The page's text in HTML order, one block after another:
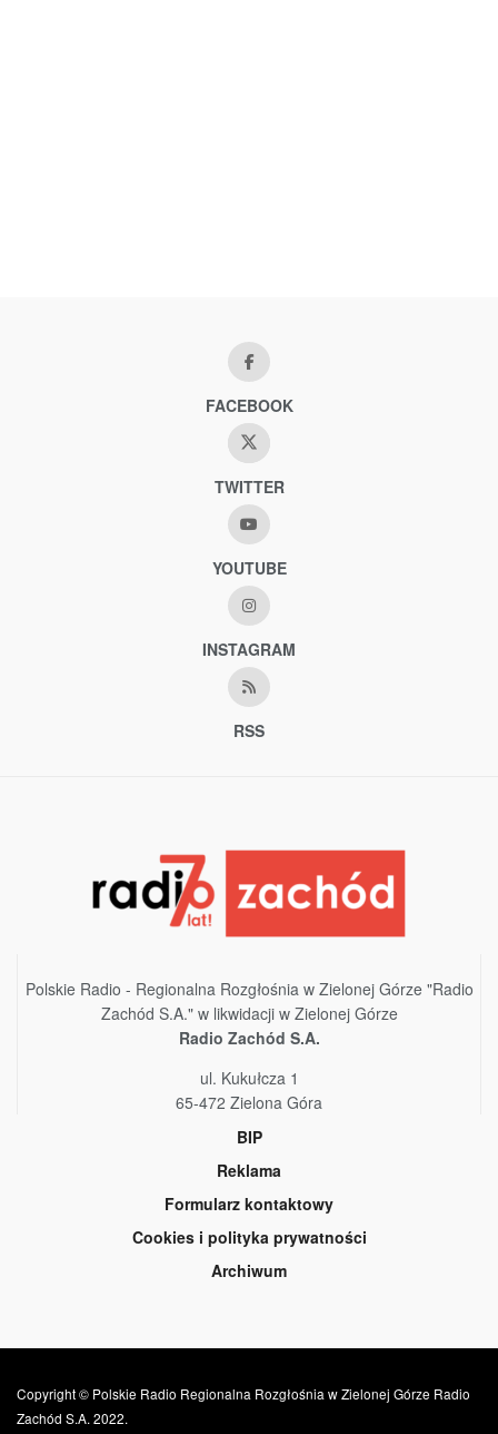
FACEBOOK
TWITTER
YOUTUBE
INSTAGRAM
RSS
Polskie Radio - Regionalna Rozgłośnia w Zielonej Górze "Radio
Zachód S.A." w likwidacji w Zielonej Górze
Radio Zachód S.A.
ul. Kukułcza 1
65-472 Zielona Góra
BIP
Reklama
Formularz kontaktowy
Cookies i polityka prywatności
Archiwum
Copyright © Polskie Radio Regionalna Rozgłośnia w Zielonej Górze Radio
Zachód S.A. 2022.